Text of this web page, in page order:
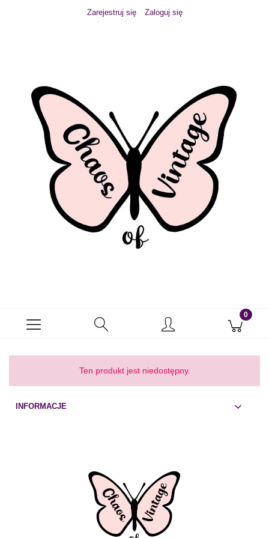
Zarejestruj się Zaloguj się
Ten produkt jest niedostępny.
INFORMACJE